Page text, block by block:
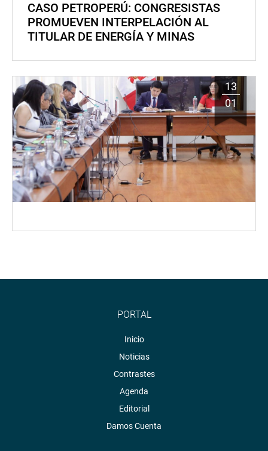
CASO PETROPERÚ: CONGRESISTAS
PROMUEVEN INTERPELACIÓN AL
TITULAR DE ENERGÍA Y MINAS
13
01
PORTAL
Inicio
Noticias
Contrastes
Agenda
Editorial
Damos Cuenta